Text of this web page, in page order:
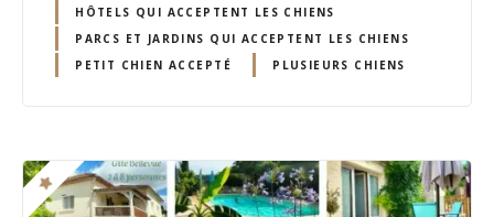
HÔTELS QUI ACCEPTENT LES CHIENS
PARCS ET JARDINS QUI ACCEPTENT LES CHIENS
PETIT CHIEN ACCEPTÉ
PLUSIEURS CHIENS